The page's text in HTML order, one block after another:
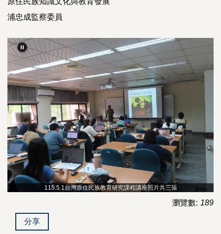
浦忠成監察委員
115.5.1台灣原住民族教育研究課程講座照片共三張
瀏覽數: 189
分享